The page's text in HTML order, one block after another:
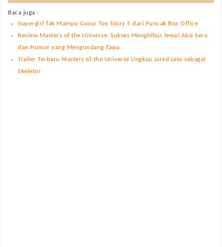
Baca juga :
Supergirl Tak Mampu Gusur Toy Story 5 dari Puncak Box Office
Review Masters of the Universe: Sukses Menghibur lewat Aksi Seru
dan Humor yang Mengundang Tawa
Trailer Terbaru Masters of the Universe Ungkap Jared Leto sebagai
Skeletor